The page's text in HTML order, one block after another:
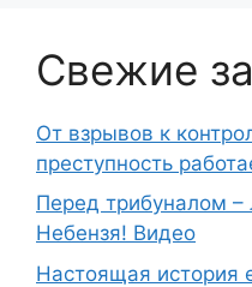
Свежие
От взрывов к
преступность
Перед трибуналом –
Небензя! Видео
Настоящая история